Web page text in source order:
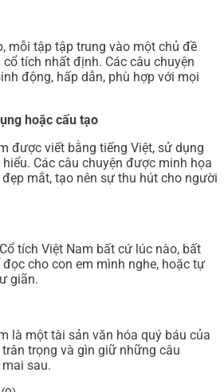
mỗi tập tập trung vào một chủ đề
tích nhất định. Các câu chuyện
động, hấp dẫn, phù hợp với mọi
hoặc cấu tạo
được viết bằng tiếng Việt, sử dụng
Các câu chuyện được minh họa
mắt, tạo nên sự thu hút cho người
tích Việt Nam bất cứ lúc nào, bất
cho con em mình nghe, hoặc tự
giãn.
là một tài sản văn hóa quý báu của
trọng và gìn giữ những câu
sau.